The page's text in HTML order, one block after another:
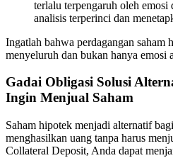
terlalu terpengaruh oleh emosi
analisis terperinci dan
Ingatlah bahwa perdagangan saham
menyeluruh dan bukan hanya emosi
Gadai Obligasi Solusi
Ingin Menjual Saham
Saham hipotek menjadi alternatif
menghasilkan uang tanpa harus
Collateral Deposit, Anda dapat